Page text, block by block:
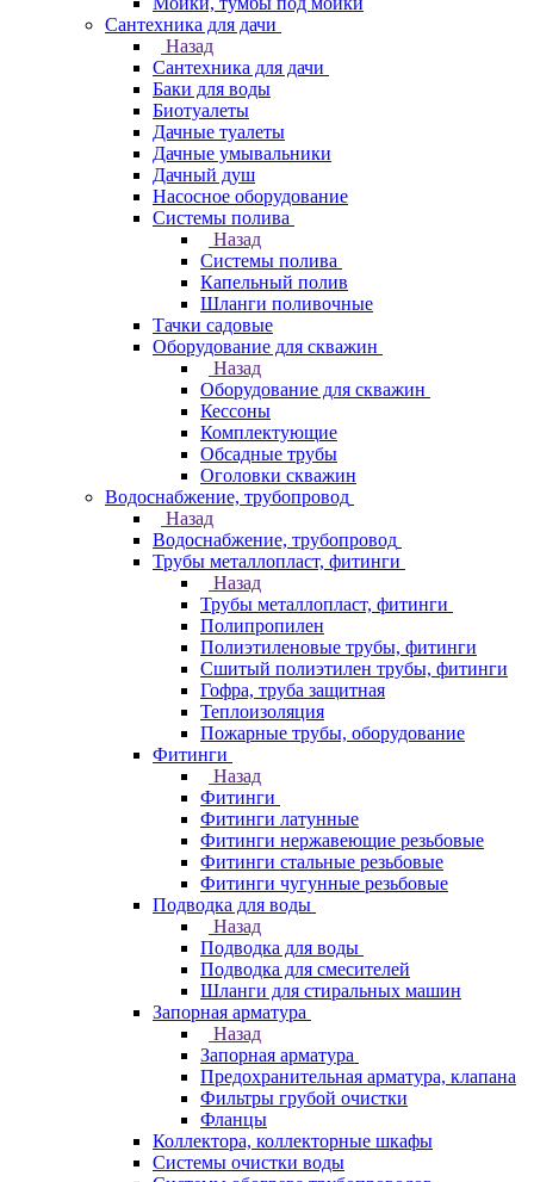
Сантехника для дачи
Назад
Сантехника для дачи
Баки для воды
Биотуалеты
Дачные туалеты
Дачные умывальники
Дачный душ
Насосное оборудование
Системы полива
Назад
Системы полива
Капельный полив
Шланги поливочные
Тачки садовые
Оборудование для скважин
Назад
Оборудование для скважин
Кессоны
Комплектующие
Обсадные трубы
Оголовки скважин
Водоснабжение, трубопровод
Назад
Водоснабжение, трубопровод
Трубы металлопласт, фитинги
Назад
Трубы металлопласт, фитинги
Полипропилен
Полиэтиленовые трубы, фитинги
Сшитый полиэтилен трубы, фитинги
Гофра, труба защитная
Теплоизоляция
Пожарные трубы, оборудование
Фитинги
Назад
Фитинги
Фитинги латунные
Фитинги нержавеющие резьбовые
Фитинги стальные резьбовые
Фитинги чугунные резьбовые
Подводка для воды
Назад
Подводка для воды
Подводка для смесителей
Шланги для стиральных машин
Запорная арматура
Назад
Запорная арматура
Предохранительная арматура, клапана
Фильтры грубой очистки
Фланцы
Коллектора, коллекторные шкафы
Системы очистки воды